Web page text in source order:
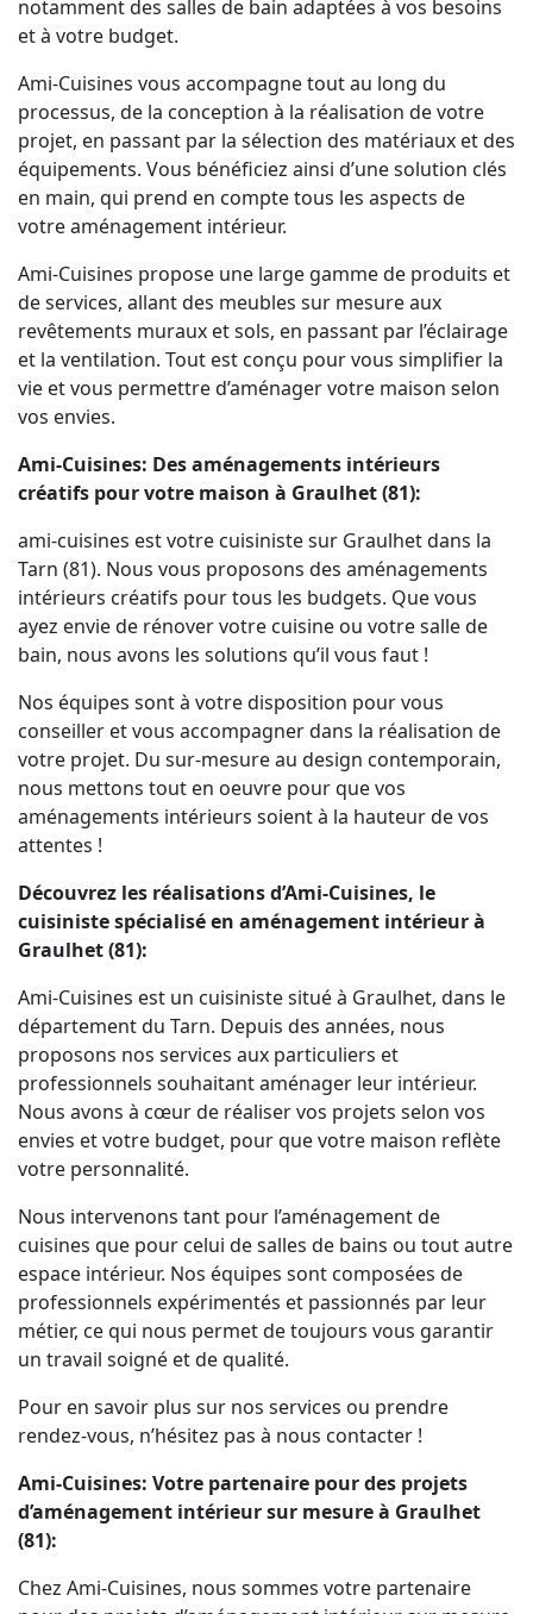
notamment des salles de bain adaptées à vos besoins
et à votre budget.
Ami-Cuisines vous accompagne tout au long du
processus, de la conception à la réalisation de votre
projet, en passant par la sélection des matériaux et des
équipements. Vous bénéficiez ainsi d’une solution clés
en main, qui prend en compte tous les aspects de
votre aménagement intérieur.
Ami-Cuisines propose une large gamme de produits et
de services, allant des meubles sur mesure aux
revêtements muraux et sols, en passant par l’éclairage
et la ventilation. Tout est conçu pour vous simplifier la
vie et vous permettre d’aménager votre maison selon
vos envies.
Ami-Cuisines: Des aménagements intérieurs
créatifs pour votre maison à Graulhet (81):
ami-cuisines est votre cuisiniste sur Graulhet dans la
Tarn (81). Nous vous proposons des aménagements
intérieurs créatifs pour tous les budgets. Que vous
ayez envie de rénover votre cuisine ou votre salle de
bain, nous avons les solutions qu’il vous faut !
Nos équipes sont à votre disposition pour vous
conseiller et vous accompagner dans la réalisation de
votre projet. Du sur-mesure au design contemporain,
nous mettons tout en oeuvre pour que vos
aménagements intérieurs soient à la hauteur de vos
attentes !
Découvrez les réalisations d’Ami-Cuisines, le
cuisiniste spécialisé en aménagement intérieur à
Graulhet (81):
Ami-Cuisines est un cuisiniste situé à Graulhet, dans le
département du Tarn. Depuis des années, nous
proposons nos services aux particuliers et
professionnels souhaitant aménager leur intérieur.
Nous avons à cœur de réaliser vos projets selon vos
envies et votre budget, pour que votre maison reflète
votre personnalité.
Nous intervenons tant pour l’aménagement de
cuisines que pour celui de salles de bains ou tout autre
espace intérieur. Nos équipes sont composées de
professionnels expérimentés et passionnés par leur
métier, ce qui nous permet de toujours vous garantir
un travail soigné et de qualité.
Pour en savoir plus sur nos services ou prendre
rendez-vous, n’hésitez pas à nous contacter !
Ami-Cuisines: Votre partenaire pour des projets
d’aménagement intérieur sur mesure à Graulhet
(81):
Chez Ami-Cuisines, nous sommes votre partenaire